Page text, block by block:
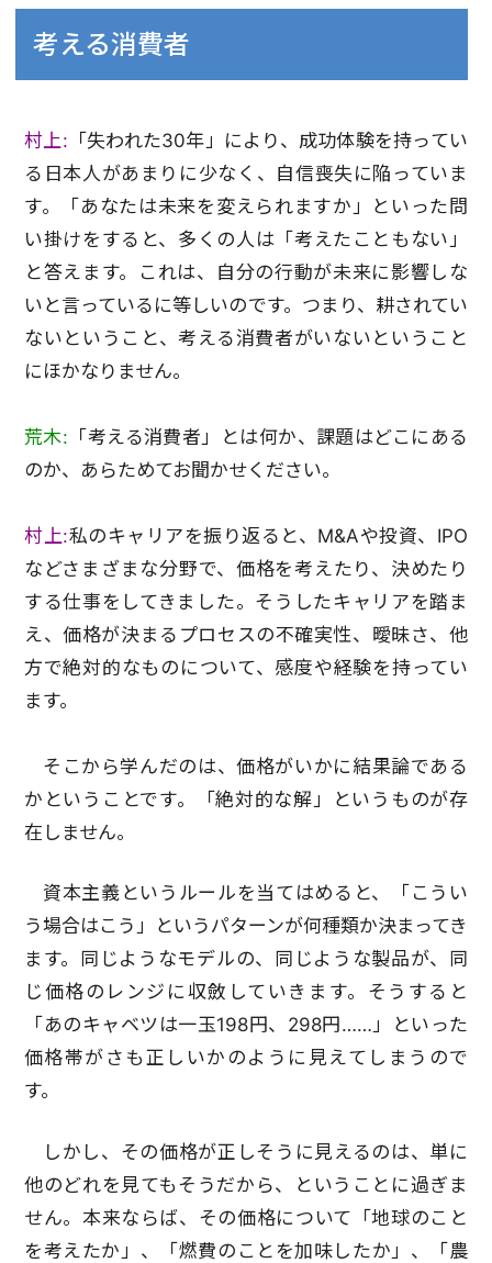
考える消費者
村上: 「失われた30年」により、成功体験を持ってい
る日本人があまりに少なく、自信喪失に陥っていま
す。「あなたは未来を変えられますか」といった問
い掛けをすると、多くの人は「考えたこともない」
と答えます。これは、自分の行動が未来に影響しな
いと言っているに等しいのです。つまり、耕されてい
ないということ、考える消費者がいないということ
にほかなりません。
荒木: 「考える消費者」とは何か、課題はどこにある
のか、あらためてお聞かせください。
村上:私のキャリアを振り返ると、M&Aや投資、IPO
などさまざまな分野で、価格を考えたり、決めたり
する仕事をしてきました。そうしたキャリアを踏ま
え、価格が決まるプロセスの不確実性、曖昧さ、他
方で絶対的なものについて、感度や経験を持ってい
ます。
そこから学んだのは、価格がいかに結果論である
かということです。「絶対的な解」というものが存
在しません。
資本主義というルールを当てはめると、「こうい
う場合はこう」というパターンが何種類か決まってき
ます。同じようなモデルの、同じような製品が、同
じ価格のレンジに収斂していきます。そうすると
「あのキャベツは一玉198円、298円……」といった
価格帯がさも正しいかのように見えてしまうので
す。
しかし、その価格が正しそうに見えるのは、単に
他のどれを見てもそうだから、ということに過ぎま
せん。本来ならば、その価格について「地球のこと
を考えたか」、「燃費のことを加味したか」、「農